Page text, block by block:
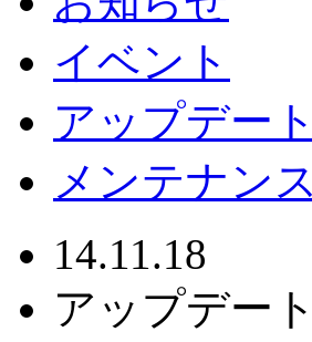
イベント
アップデート
メンテナンス
14.11.18
アップデート